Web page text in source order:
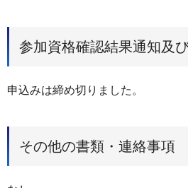
参加資格確認結果通知及
申込みは締め切りました。
その他の書類・連絡事項